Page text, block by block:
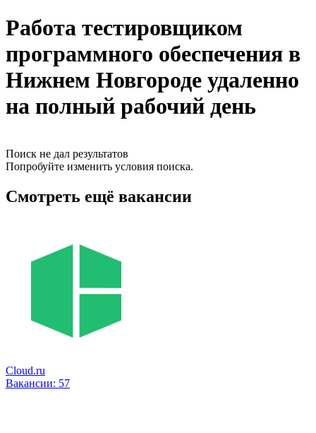
Работа тестировщиком
программного обеспечения в
Нижнем Новгороде удаленно
на полный рабочий день
Поиск не дал результатов
Попробуйте изменить условия поиска.
Смотреть ещё вакансии
Cloud.ru
Вакансии: 57